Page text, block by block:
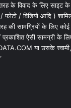
के विवाद के लिए साइट
फोटो / विडियो आदि )
सामग्रियों के लिए कोई
ऐसी सामग्री के
या उसके